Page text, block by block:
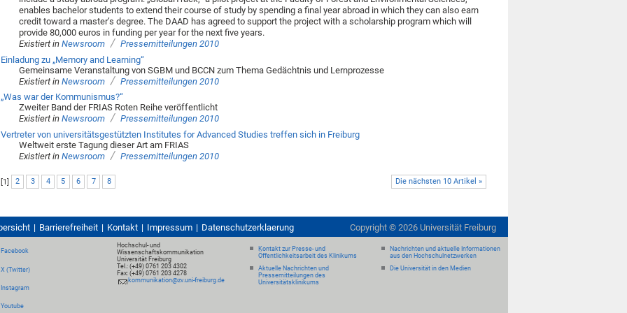
enables bachelor students to extend their course of study by spending a final year abroad in which they can also earn
credit toward a master’s degree. The DAAD has agreed to support the project with a scholarship program which will
provide 80,000 euros in funding per year for the next five years.
Existiert in Newsroom / Pressemitteilungen 2010
Einladung zu „Memory and Learning“
Gemeinsame Veranstaltung von SGBM und BCCN zum Thema Gedächtnis und Lernprozesse
Existiert in Newsroom / Pressemitteilungen 2010
„Was war der Kommunismus?“
Zweiter Band der FRIAS Roten Reihe veröffentlicht
Existiert in Newsroom / Pressemitteilungen 2010
Vertreter von universitätsgestützten Institutes for Advanced Studies treffen sich in Freiburg
Weltweit erste Tagung dieser Art am FRIAS
Existiert in Newsroom / Pressemitteilungen 2010
Die nächsten 10 Artikel »
[1] 2 3 4 5 6 7 8
Barrierefreiheit Kontakt Impressum Datenschutzerklaerung Copyright © 2026 Universität Freiburg
Facebook
X (Twitter)
Instagram
Youtube
Hochschul- und
Wissenschaftskommunikation
Universität Freiburg
Tel.: (+49) 0761 203 4302
Fax: (+49) 0761 203 4278
kommunikation@zv.uni-freiburg.de
Kontakt zur Presse- und
Öffentlichkeitsarbeit des Klinikums
Aktuelle Nachrichten und
Pressemitteilungen des
Universitätsklinikums
Nachrichten und aktuelle Informationen
aus den Hochschulnetzwerken
Die Universität in den Medien